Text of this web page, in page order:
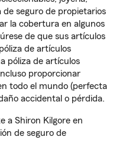
seguro de propietarios
la cobertura en algunos
de que sus artículos
de artículos
póliza de artículos
proporcionar
todo el mundo (perfecta
accidental o pérdida.
a Shiron Kilgore en
de seguro de